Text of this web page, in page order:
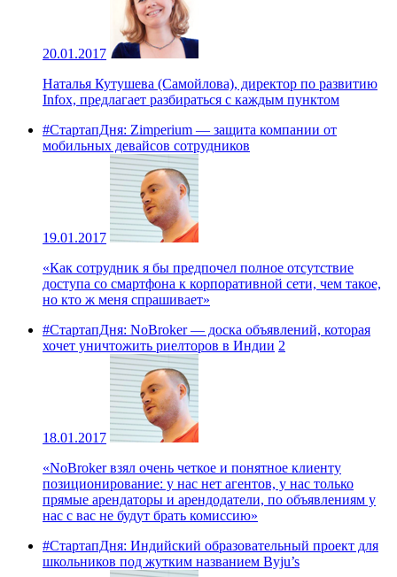
20.01.2017
Наталья Кутушева (Самойлова), директор по развитию
Infox, предлагает разбираться с каждым пунктом
#СтартапДня: Zimperium — защита компании от
мобильных девайсов сотрудников
19.01.2017
«Как сотрудник я бы предпочел полное отсутствие
доступа со смартфона к корпоративной сети, чем такое,
но кто ж меня спрашивает»
#СтартапДня: NoBroker — доска объявлений, которая
хочет уничтожить риелторов в Индии 2
18.01.2017
«NoBroker взял очень четкое и понятное клиенту
позиционирование: у нас нет агентов, у нас только
прямые арендаторы и арендодатели, по объявлениям у
нас с вас не будут брать комиссию»
#СтартапДня: Индийский образовательный проект для
школьников под жутким названием Byju’s